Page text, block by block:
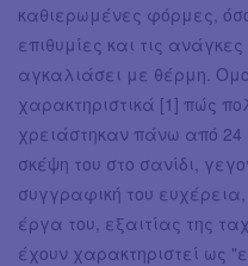
καθιερωμένες φόρμες,
επιθυμίες και τις ανάγκες
αγκαλιάσει με θέρμη.
χαρακτηριστικά [1] πώς
χρειάστηκαν πάνω από
σκέψη του στο σανίδι,
συγγραφική του
έργα του, εξαιτίας της
έχουν χαρακτηριστεί ως